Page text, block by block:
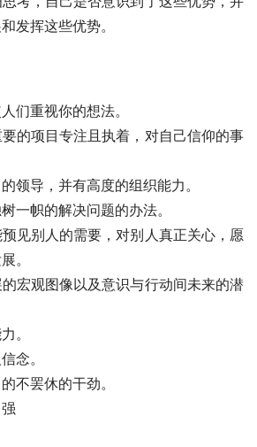
发挥这些优势。
们重视你的想法。
的项目专注且执着，对自己信仰的事
领导，并有高度的组织能力。
一帜的解决问题的办法。
见别人的需要，对别人真正关心，愿
。
宏观图像以及意识与行动间未来的潜
。
念。
不罢休的干劲。